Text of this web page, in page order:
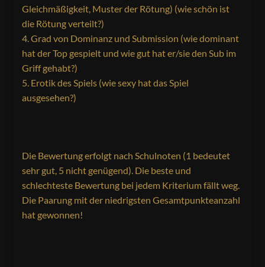
Gleichmäßigkeit, Muster der Rötung) (wie schön ist
die Rötung verteilt?)
Grad von Dominanz und Submission (wie dominant
hat der Top gespielt und wie gut hat er/sie den Sub im
Griff gehabt?)
Erotik des Spiels (wie sexy hat das Spiel
ausgesehen?)
Die Bewertung erfolgt nach Schulnoten (1 bedeutet
sehr gut, 5 nicht genügend). Die beste und
schlechteste Bewertung bei jedem Kriterium fällt weg.
Die Paarung mit der niedrigsten Gesamtpunkteanzahl
hat gewonnen!